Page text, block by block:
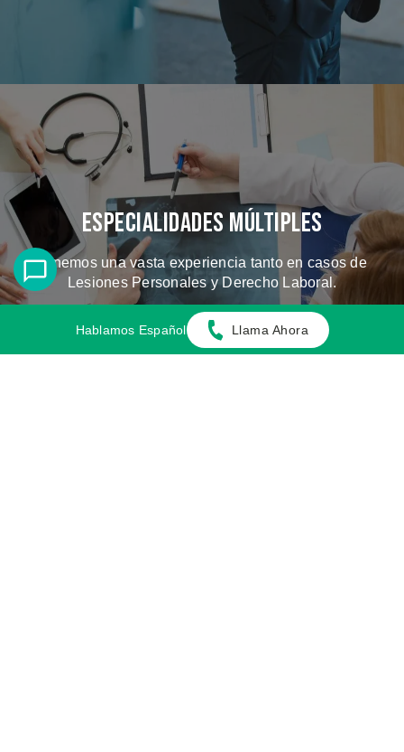
Especialidades Múltiples
Tenemos una vasta experiencia tanto en casos de
Lesiones Personales y Derecho Laboral.
CONOZCA LOS CASOS QUE
MANEJAMOS
Hablamos Español Llama Ahora